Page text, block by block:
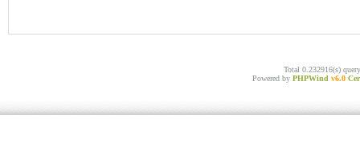
Total 0.232916(s)
Powered by PHPWind v6.0